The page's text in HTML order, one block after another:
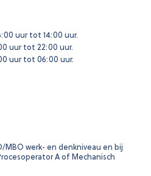
uur tot 14:00 uur.
uur tot 22:00 uur.
uur tot 06:00 uur.
MBO werk- en denkniveau en bij
A of Mechanisch